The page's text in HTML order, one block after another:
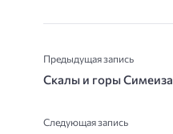
Предыдущая запись
Скалы и горы Симеиза
Следующая запись